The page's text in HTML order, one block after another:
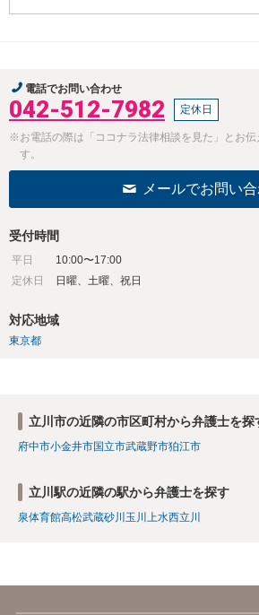
電話でお問い合わせ
042-512-7982 定休日
※お電話の際は「ココナラ法律相談を見た」とお
す。
メールでお問い
受付時間
平日
10:00〜17:00
定休日
日曜、土曜、祝日
対応地域
東京都
立川市の近隣の市区町村から弁護士を探
府中市小金井市国立市武蔵野市狛江市
立川駅の近隣の駅から弁護士を探す
泉体育館高松武蔵砂川 玉川上水西立川